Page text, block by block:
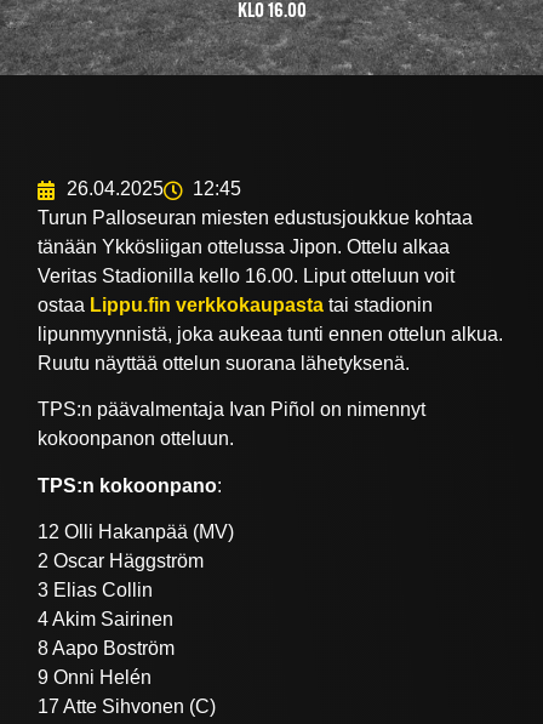
KLO 16.00
26.04.2025
12:45
Turun Palloseuran miesten edustusjoukkue kohtaa
tänään Ykkösliigan ottelussa Jipon. Ottelu alkaa
Veritas Stadionilla kello 16.00. Liput otteluun voit
ostaa Lippu.fin verkkokaupasta tai stadionin
lipunmyynnistä, joka aukeaa tunti ennen ottelun alkua.
Ruutu näyttää ottelun suorana lähetyksenä.
TPS:n päävalmentaja Ivan Piñol on nimennyt
kokoonpanon otteluun.
TPS:n kokoonpano:
12 Olli Hakanpää (MV)
2 Oscar Häggström
3 Elias Collin
4 Akim Sairinen
8 Aapo Boström
9 Onni Helén
17 Atte Sihvonen (C)